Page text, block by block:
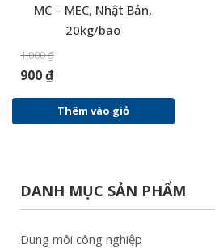
MC – MEC, Nhật Bản,
20kg/bao
1,000₫
900₫
Thêm vào giỏ
DANH MỤC SẢN PHẨM
Dung môi công nghiệp